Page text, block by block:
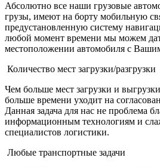
Абсолютно все наши грузовые
грузы, имеют на борту мобильную
предустановленную систему
любой момент времени мы можем
местоположении автомобиля с
Количество мест загрузки/разгрузки
Чем больше мест загрузки и
больше времени уходит на
Данная задача для нас не проблема
информационным технологиям и
специалистов логистики.
Любые транспортные задачи